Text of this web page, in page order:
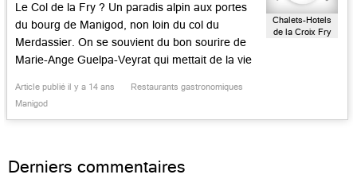
Le Col de la Fry ? Un paradis alpin aux portes
du bourg de Manigod, non loin du col du
Merdassier. On se souvient du bon sourire de
Marie-Ange Guelpa-Veyrat qui mettait de la vie
Marc Veyrat, star mondiale de la Savoie
buissonnière et gourmande, a rejoint […]...
Article publié il y a 14 ans
Restaurants gastronomiques
Manigod
Chalets-Hotels
de la Croix Fry
Derniers commentaires